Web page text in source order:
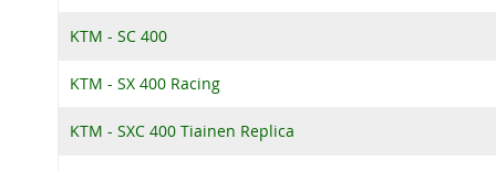
KTM - SC 400
KTM - SX 400 Racing
KTM - SXC 400 Tiainen Replica